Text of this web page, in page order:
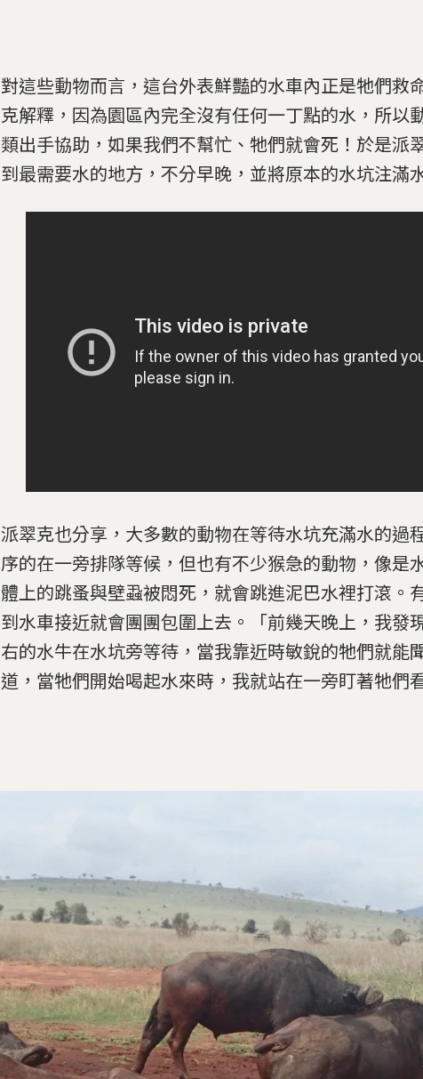
對這些動物而言，這台外表鮮豔的水車內正是牠們救
克解釋，因為園區內完全沒有任何一丁點的水，所以
類出手協助，如果我們不幫忙、牠們就會死！於是派
到最需要水的地方，不分早晚，並將原本的水坑注滿
派翠克也分享，大多數的動物在等待水坑充滿水的過
序的在一旁排隊等候，但也有不少猴急的動物，像是
體上的跳蚤與壁蝨被悶死，就會跳進泥巴水裡打滾。
到水車接近就會團團包圍上去。「前幾天晚上，我發
右的水牛在水坑旁等待，當我靠近時敏銳的牠們就能
道，當牠們開始喝起水來時，我就站在一旁盯著牠們看